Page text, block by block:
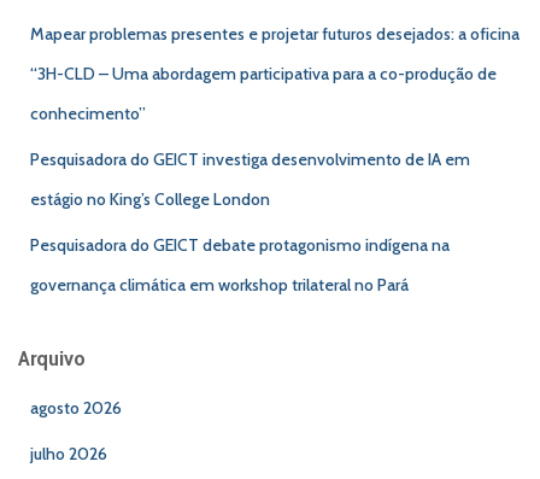
Mapear problemas presentes e projetar futuros desejados: a oficina
“3H-CLD – Uma abordagem participativa para a co-produção de
conhecimento”
Pesquisadora do GEICT investiga desenvolvimento de IA em
estágio no King’s College London
Pesquisadora do GEICT debate protagonismo indígena na
governança climática em workshop trilateral no Pará
Arquivo
agosto 2026
julho 2026